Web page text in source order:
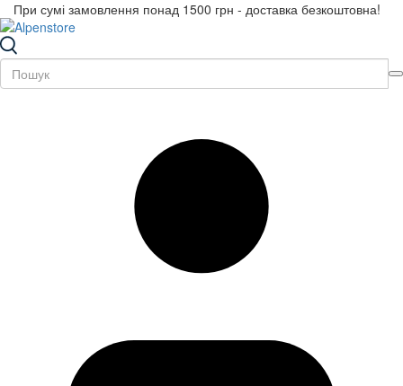
При сумі замовлення понад 1500 грн - доставка безкоштовна!